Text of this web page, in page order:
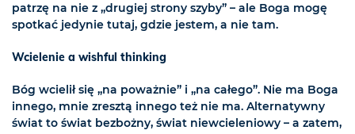
patrzę na nie z „drugiej strony szyby” – ale Boga mogę
spotkać jedynie tutaj, gdzie jestem, a nie tam.
Wcielenie a wishful thinking
Bóg wcielił się „na poważnie” i „na całego”. Nie ma Boga
innego, mnie zresztą innego też nie ma. Alternatywny
świat to świat bezbożny, świat niewcieleniowy – a zatem,